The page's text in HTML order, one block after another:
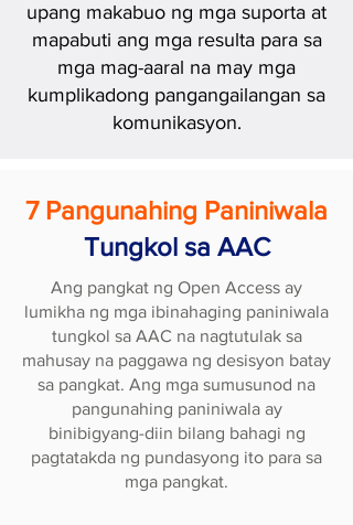
upang makabuo ng mga suporta at
mapabuti ang mga resulta para sa
mga mag-aaral na may mga
kumplikadong pangangailangan sa
komunikasyon.
7 Pangunahing Paniniwala
Tungkol sa AAC
Ang pangkat ng Open Access ay
lumikha ng mga ibinahaging paniniwala
tungkol sa AAC na nagtutulak sa
mahusay na paggawa ng desisyon batay
sa pangkat. Ang mga sumusunod na
pangunahing paniniwala ay
binibigyang-diin bilang bahagi ng
pagtatakda ng pundasyong ito para sa
mga pangkat.